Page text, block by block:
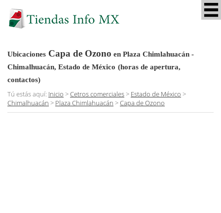
Ubicaciones Capa de Ozono en Plaza Chimlahuacán -
Chimalhuacán, Estado de México (horas de apertura,
contactos)
Tú estás aquí: Inicio >Cetros comerciales> Estado de México >
Chimalhuacán > Plaza Chimlahuacán >Capa de Ozono